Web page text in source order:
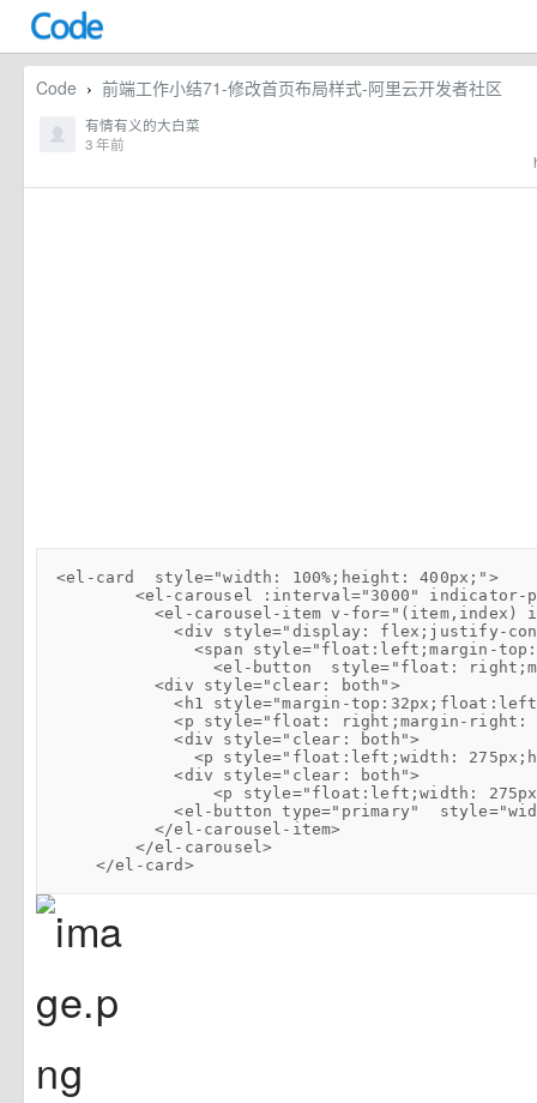
Code › 前端工作小结71-修改首页布局样式-阿里云开发者社区
有情有义的大白菜
3 年前
<h1 style="margin-
<p style="float: right;margin-
<p style="float:left;width:
<p style="float:left;width:
    </el-card>